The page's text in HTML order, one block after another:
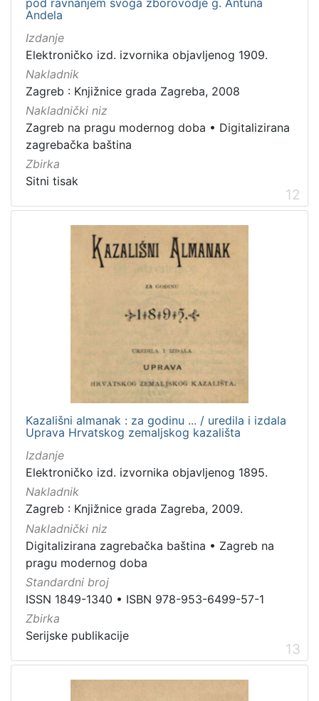
Andela
Izdanje
Elektroničko izd. izvornika objavljenog 1909.
Nakladnik
Zagreb : Knjižnice grada Zagreba, 2008
Nakladnički niz
Zagreb na pragu modernog doba • Digitalizirana
zagrebačka baština
Zbirka
Sitni tisak
12
Kazališni almanak : za godinu ... / uredila i izdala
Uprava Hrvatskog zemaljskog kazališta
Izdanje
Elektroničko izd. izvornika objavljenog 1895.
Nakladnik
Zagreb : Knjižnice grada Zagreba, 2009.
Nakladnički niz
Digitalizirana zagrebačka baština • Zagreb na
pragu modernog doba
Standardni broj
ISSN 1849-1340 • ISBN 978-953-6499-57-1
Zbirka
Serijske publikacije
13